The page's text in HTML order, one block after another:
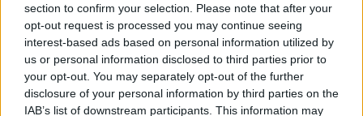
section to confirm your selection. Please note that after your
opt-out request is processed you may continue seeing
interest-based ads based on personal information utilized by
us or personal information disclosed to third parties prior to
your opt-out. You may separately opt-out of the further
disclosure of your personal information by third parties on the
IAB’s list of downstream participants. This information may
jelenthet.
Facebook Twitter
Reddit Telegram